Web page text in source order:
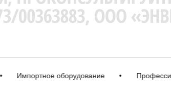
Импортное оборудование •